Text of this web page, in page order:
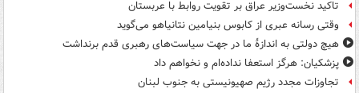
تاکید نخست‌وزیر عراق بر تقویت روابط با عربستان
وقتی رسانه عبری از کابوس بنیامین نتانیاهو می‌گوید
هیچ دولتی به اندازۀ ما در جهت سیاست‌های رهبری قدم برنداشت
پزشکیان: هرگز استعفا نداده‌ام و نخواهم داد
تجاوزات مجدد رژیم صهیونیستی به جنوب لبنان